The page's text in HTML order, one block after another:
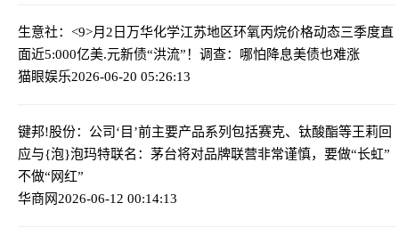
生意社：<9>月2日万华化学江苏地区环氧丙烷价格动态三季度直
面近5:000亿美.元新债“洪流”！调查：哪怕降息美债也难涨
猫眼娱乐2026-06-20 05:26:13
键邦!股份：公司‘目’前主要产品系列包括赛克、钛酸酯等王莉回
应与{泡}泡玛特联名：茅台将对品牌联营非常谨慎，要做“长虹”
不做“网红”
华商网2026-06-12 00:14:13